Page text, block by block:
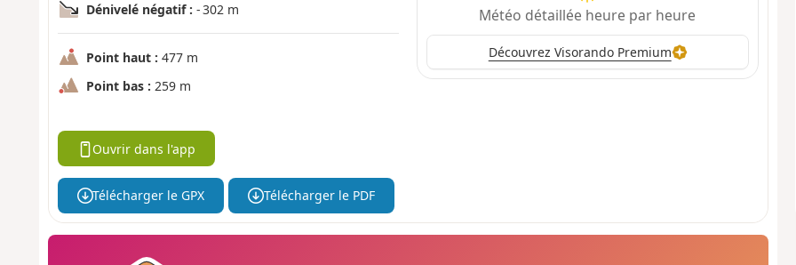
Dénivelé négatif : - 302 m
Point haut : 477 m
Point bas : 259 m
Météo détaillée heure par heure
Découvrez Visorando Premium
Ouvrir dans l'app
Télécharger le GPX Télécharger le PDF